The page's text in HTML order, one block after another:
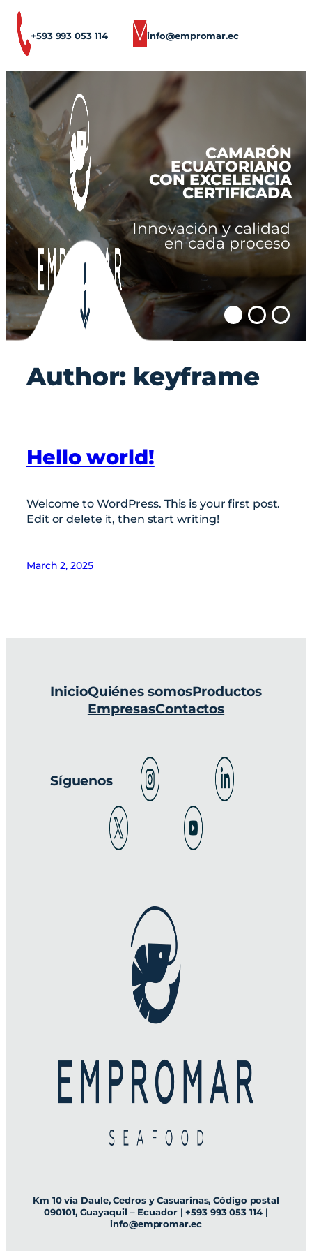
Skip
to
content
+593 993 053 114 info@empromar.ec
CAMARÓN
ECUATORIANO
CON EXCELENCIA
CERTIFICADA
Innovación y calidad
en cada proceso
Author: keyframe
Hello world!
Welcome to WordPress. This is your first post.
Edit or delete it, then start writing!
March 2, 2025
InicioQuiénes somosProductos
EmpresasContactos
Síguenos
Km 10 vía Daule, Cedros y Casuarinas, Código postal
090101, Guayaquil – Ecuador | +593 993 053 114 |
info@empromar.ec